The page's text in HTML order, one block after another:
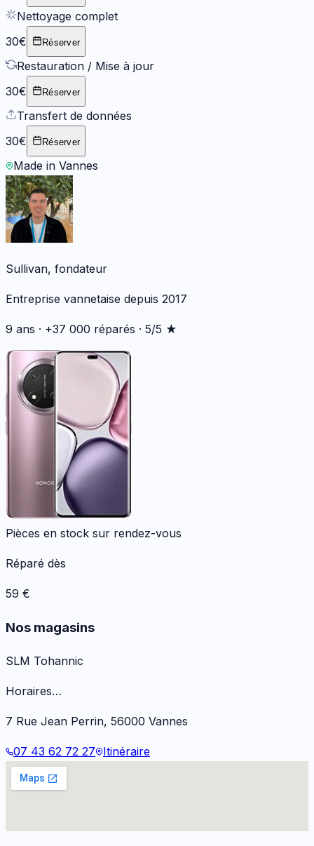
Nettoyage complet
30€
Réserver
Restauration / Mise à jour
30€
Réserver
Transfert de données
30€
Réserver
Made in Vannes
Sullivan, fondateur
Entreprise vannetaise depuis 2017
9 ans · +37 000 réparés · 5/5 ★
Pièces en stock sur rendez-vous
Réparé dès
59 €
Nos magasins
SLM Tohannic
Horaires…
7 Rue Jean Perrin, 56000 Vannes
07 43 62 72 27 Itinéraire